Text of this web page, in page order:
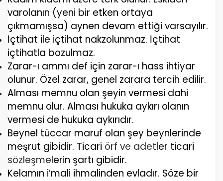
varolanın (yeni bir etken ortaya
çıkmamışsa) aynen devam ettiği varsayılır.
İçtihat ile içtihat nakzolunmaz. İçtihat
içtihatla bozulmaz.
Zarar-ı ammı def için zarar-ı hass ihtiyar
olunur. Özel zarar, genel zarara tercih edilir.
Alması memnu olan şeyin vermesi dahi
memnu olur. Alması hukuka aykırı olanın
vermesi de hukuka aykırıdır.
Beynel tüccar maruf olan şey beynlerinde
meşrut gibidir. Ticari örf ve adetler ticari
sözleşmelerin şartı gibidir.
Kelamın i’mali ihmalinden evladır. Söze bir